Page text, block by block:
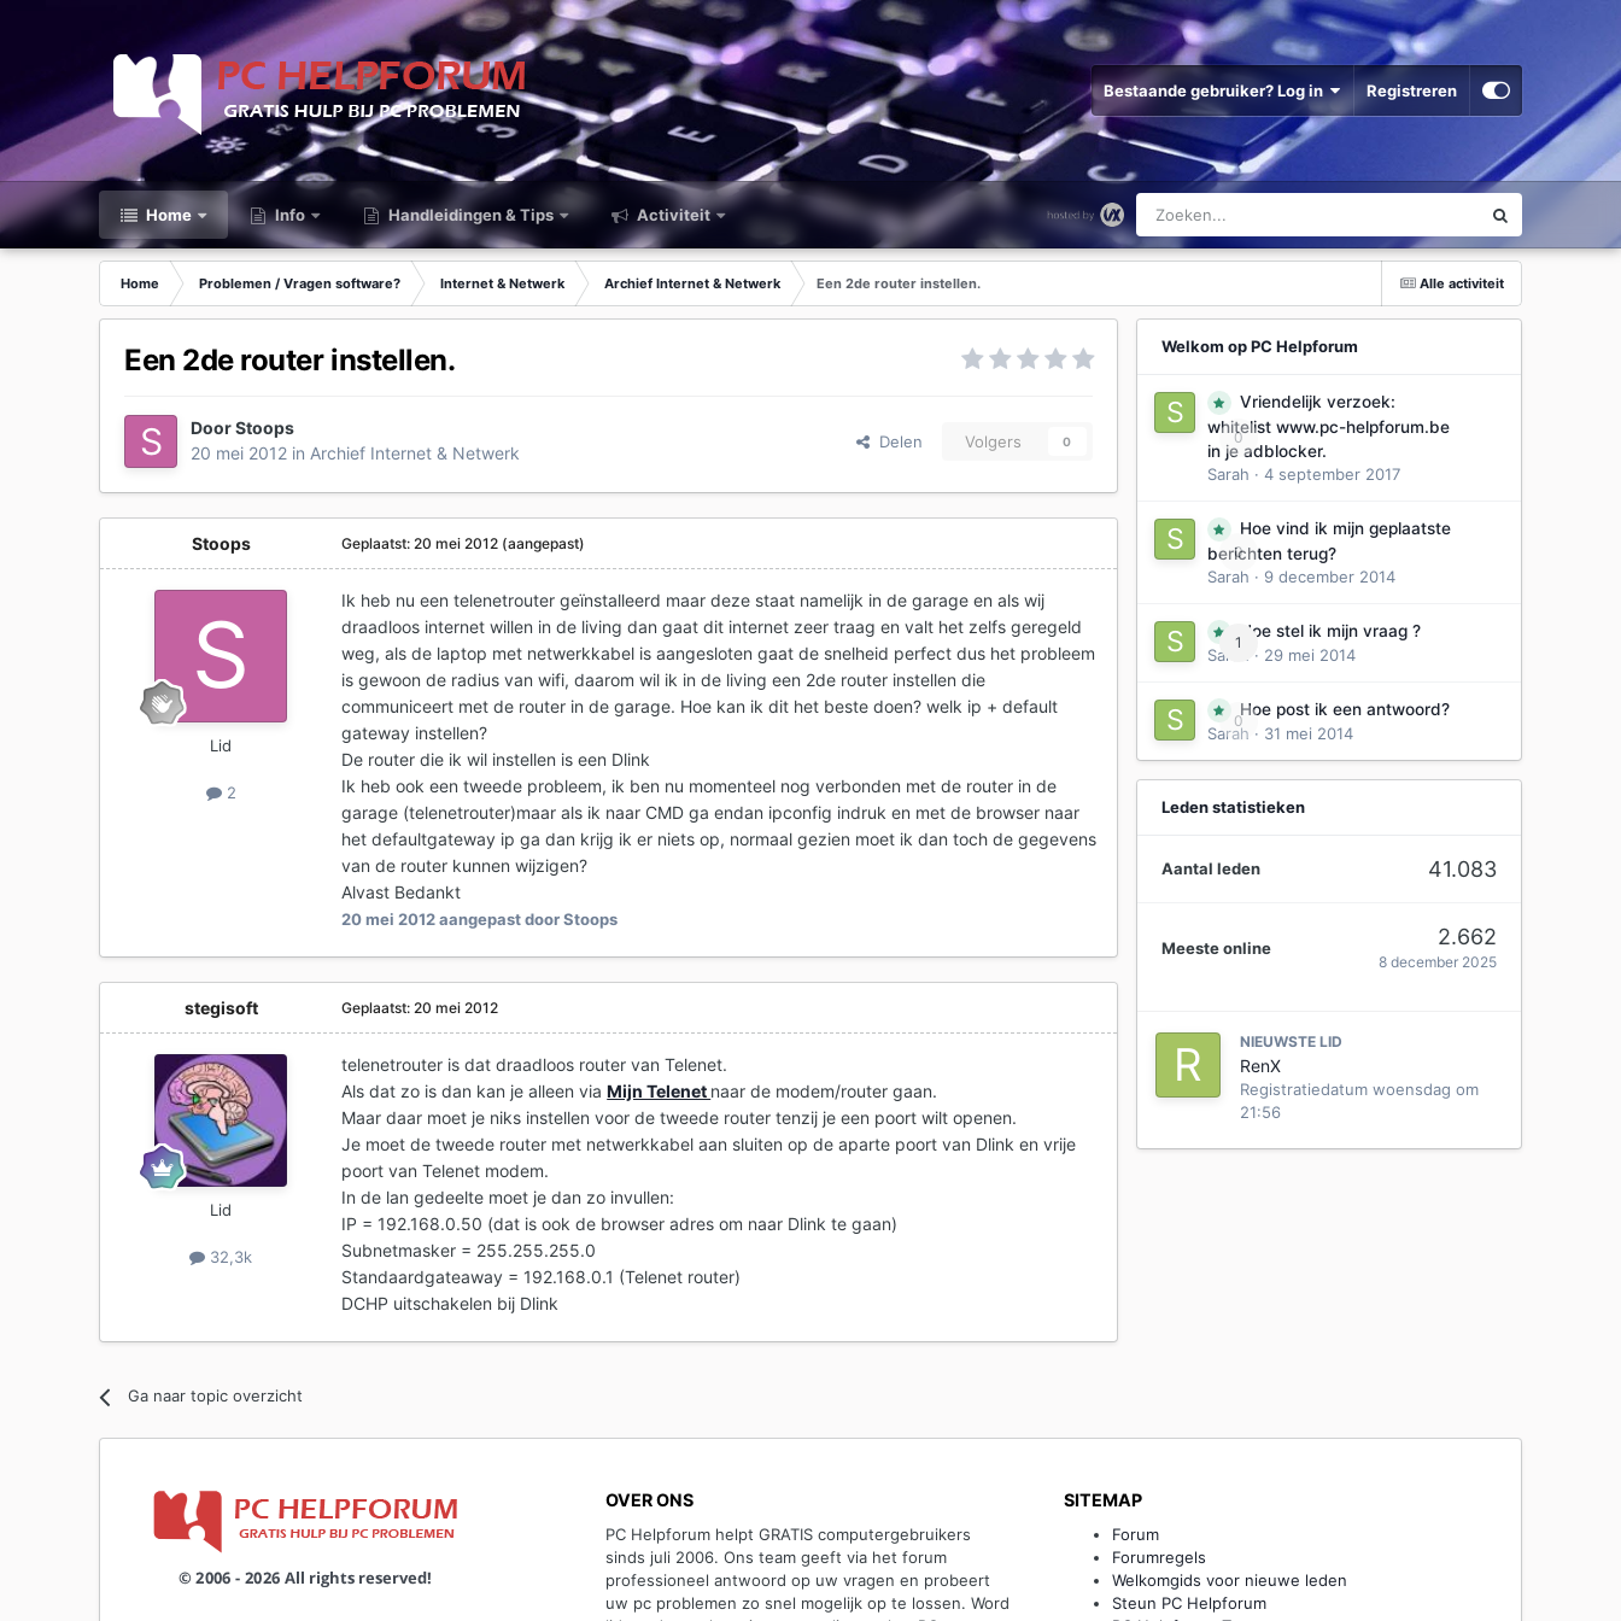
Bestaande gebruiker? Log in Registreren
Home Info Handleidingen & Tips Activiteit
Alle activiteit
Home Problemen / Vragen software? Internet & Netwerk Archief Internet & Netwerk Een 2de router instellen.
Een 2de router instellen.
DoorStoops
20 mei 2012 in Archief Internet & Netwerk
Delen Volgers 0
Stoops
Lid
2
Geplaatst:20 mei 2012 (aangepast)
Ik heb nu een telenetrouter geïnstalleerd maar deze staat namelijk in de garage en als wij
draadloos internet willen in de living dan gaat dit internet zeer traag en valt het zelfs geregeld
weg, als de laptop met netwerkkabel is aangesloten gaat de snelheid perfect dus het probleem
is gewoon de radius van wifi, daarom wil ik in de living een 2de router instellen die
communiceert met de router in de garage. Hoe kan ik dit het beste doen? welk ip + default
gateway instellen?
De router die ik wil instellen is een Dlink
Ik heb ook een tweede probleem, ik ben nu momenteel nog verbonden met de router in de
garage (telenetrouter)maar als ik naar CMD ga endan ipconfig indruk en met de browser naar
het defaultgateway ip ga dan krijg ik er niets op, normaal gezien moet ik dan toch de gegevens
van de router kunnen wijzigen?
Alvast Bedankt
20 mei 2012aangepast door Stoops
stegisoft
Lid
32,3k
Geplaatst:20 mei 2012
telenetrouter is dat draadloos router van Telenet.
Als dat zo is dan kan je alleen viaMijn Telenet naar de modem/router gaan.
Maar daar moet je niks instellen voor de tweede router tenzij je een poort wilt openen.
Je moet de tweede router met netwerkkabel aan sluiten op de aparte poort van Dlink en vrije
poort van Telenet modem.
In de lan gedeelte moet je dan zo invullen:
IP = 192.168.0.50 (dat is ook de browser adres om naar Dlink te gaan)
Subnetmasker = 255.255.255.0
Standaardgateaway = 192.168.0.1 (Telenet router)
DCHP uitschakelen bij Dlink
Ga naar topic overzicht
Welkom op PC Helpforum
0
Vriendelijk verzoek:
whitelist www.pc-helpforum.be
in je adblocker.
Sarah · 4 september 2017
0
Hoe vind ik mijn geplaatste
berichten terug?
Sarah · 9 december 2014
1
Hoe stel ik mijn vraag ?
Sarah
· 29 mei 2014
0
Hoe post ik een antwoord?
Sarah · 31 mei 2014
Leden statistieken
Aantal leden 41.083
Meeste online 2.662
8 december 2025
NIEUWSTE LID
RenX
Registratiedatum woensdag om
21:56
OVER ONS
PC Helpforum helpt GRATIS computergebruikers
sinds juli 2006. Ons team geeft via het forum
professioneel antwoord op uw vragen en probeert
uw pc problemen zo snel mogelijk op te lossen. Word
SITEMAP
Forum
Forumregels
Welkomgids voor nieuwe leden
Steun PC Helpforum